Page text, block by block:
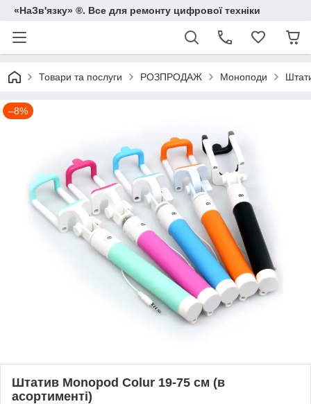
«НаЗв'язку» ®. Все для ремонту цифрової техніки
Товари та послуги РОЗПРОДАЖ Моноподи
–8%
Штатив Monopod Colur 19-75 см (в
асортименті)